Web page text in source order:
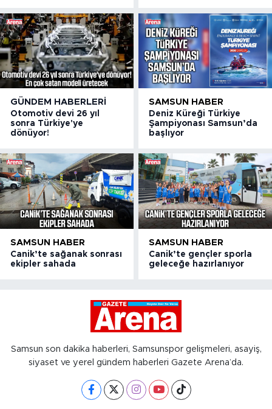
GÜNDEM HABERLERI
Otomotiv devi 26 yıl
sonra Türkiye'ye
dönüyor!
SAMSUN HABER
Deniz Küreği Türkiye
Şampiyonası Samsun’da
başlıyor
SAMSUN HABER
Canik’te sağanak sonrası
ekipler sahada
SAMSUN HABER
Canik’te gençler sporla
geleceğe hazırlanıyor
Samsun son dakika haberleri, Samsunspor gelişmeleri, asayiş,
siyaset ve yerel gündem haberleri Gazete Arena’da.